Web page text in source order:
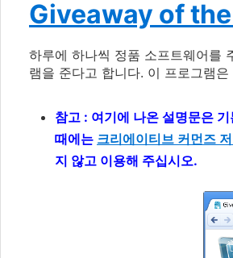
Giveaway of
하루에 하나씩 정품 소프트웨어를
램을 준다고 합니다. 이 프로그램
참고 : 여기에 나온 설명문은
때에는 크리에이티브 커먼즈
지 않고 이용해 주십시오.